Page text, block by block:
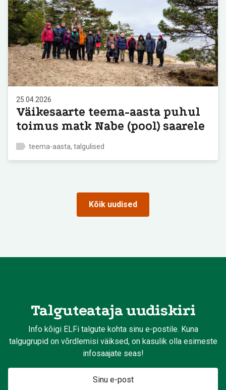
25.04.2026
Väikesaarte teema-aasta puhul
toimus matk Nabe (pool) saarele
teema-aasta, talgulised
Kõik uudised
Talguteataja uudiskiri
Info kõigi ELFi talgute kohta sinu e-postile. Kuna
talgugrupid on võrdlemisi väiksed, on kasulik olla esimeste
infosaajate seas!